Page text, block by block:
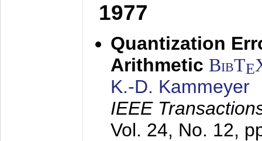
1977
Quantization
Arithmetic BibTE
K.-D. Kammeyer
IEEE
Vol. 24, No. 12,